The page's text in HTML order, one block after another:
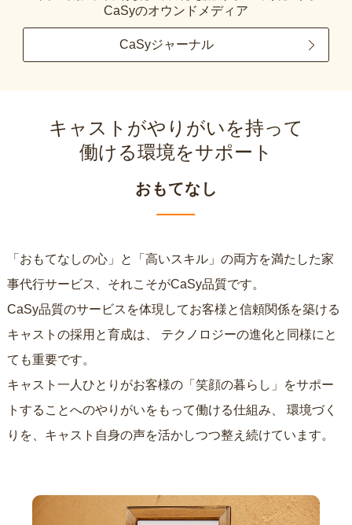
CaSyのオウンドメディア
CaSyジャーナル
キャストがやりがいを持って
働ける環境をサポート
おもてなし
「おもてなしの心」と「高いスキル」の両方を満たした家
事代行サービス、それこそがCaSy品質です。
CaSy品質のサービスを体現してお客様と信頼関係を築ける
キャストの採用と育成は、
ても重要です。
キャスト一人ひとりがお客様の「笑顔の暮らし」をサポー
トすることへのやりがいをもって働ける仕組み、
りを、キャスト自身の声を活かしつつ整え続けています。